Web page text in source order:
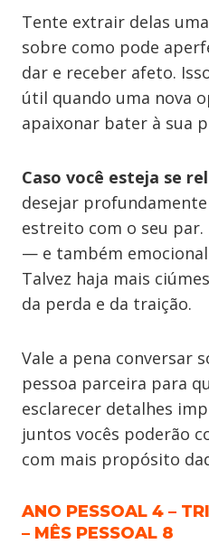
Tente extrair delas
sobre como pode
dar e receber afeto.
útil quando uma nova
apaixonar bater à sua
Caso você esteja se
desejar
estreito com o seu
— e também
Talvez haja mais
da perda e da traição.
Vale a pena conversar
pessoa parceira para
esclarecer detalhes
juntos vocês poderão
com mais propósito
ANO PESSOAL 4 –
– MÊS PESSOAL 8